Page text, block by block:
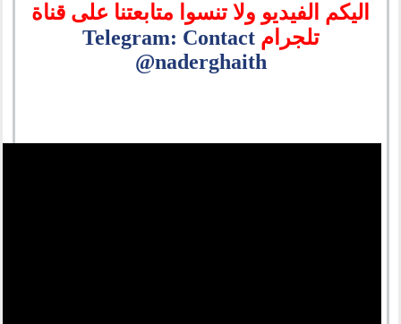
اليكم الفيديو ولا تنسوا متابعتنا على قناة
تلجرامTelegram: Contact
@naderghaith